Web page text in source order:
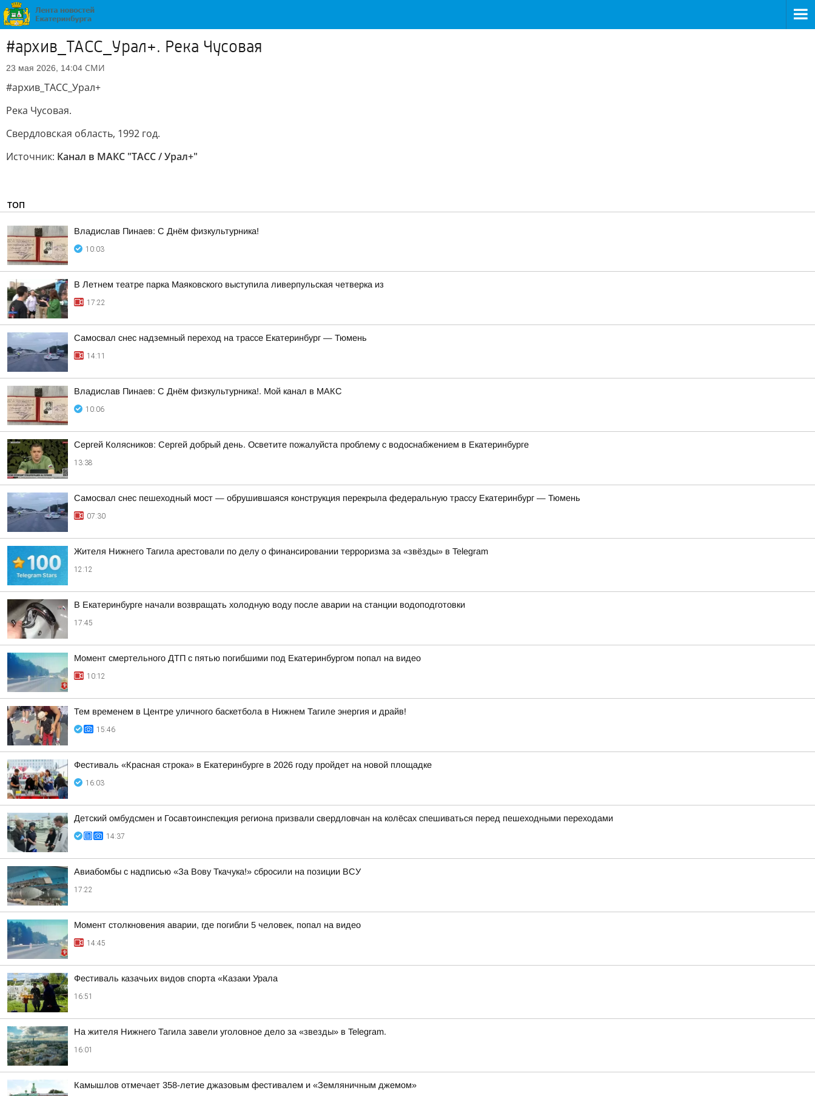
#архив_ТАСС_Урал+. Река Чусовая
23 мая 2026, 14:04 СМИ
#архив_ТАСС_Урал+
Река Чусовая.
Свердловская область, 1992 год.
Источник: Канал в МАКС "ТАСС / Урал+"
ТОП
Владислав Пинаев: С Днём физкультурника!
10:03
В Летнем театре парка Маяковского выступила ливерпульская четверка из
17:22
Самосвал снес надземный переход на трассе Екатеринбург — Тюмень
14:11
Владислав Пинаев: С Днём физкультурника!. Мой канал в МАКС
10:06
Сергей Колясников: Сергей добрый день. Осветите пожалуйста проблему с водоснабжением в Екатеринбурге
13:38
Самосвал снес пешеходный мост — обрушившаяся конструкция перекрыла федеральную трассу Екатеринбург — Тюмень
07:30
Жителя Нижнего Тагила арестовали по делу о финансировании терроризма за «звёзды» в Telegram
12:12
В Екатеринбурге начали возвращать холодную воду после аварии на станции водоподготовки
17:45
Момент смертельного ДТП с пятью погибшими под Екатеринбургом попал на видео
10:12
Тем временем в Центре уличного баскетбола в Нижнем Тагиле энергия и драйв!
15:46
Фестиваль «Красная строка» в Екатеринбурге в 2026 году пройдет на новой площадке
16:03
Детский омбудсмен и Госавтоинспекция региона призвали свердловчан на колёсах спешиваться перед пешеходными переходами
14:37
Авиабомбы с надписью «За Вову Ткачука!» сбросили на позиции ВСУ
17:22
Момент столкновения аварии, где погибли 5 человек, попал на видео
14:45
Фестиваль казачьих видов спорта «Казаки Урала
16:51
На жителя Нижнего Тагила завели уголовное дело за «звезды» в Telegram.
16:01
Камышлов отмечает 358-летие джазовым фестивалем и «Земляничным джемом»